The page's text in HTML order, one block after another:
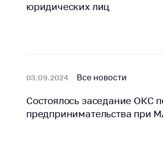
Защита прав
Международное
Применение мер
нетарифного
юридических лиц
03.09.2024 Все новости
Состоялось заседание ОКС
предпринимательства при